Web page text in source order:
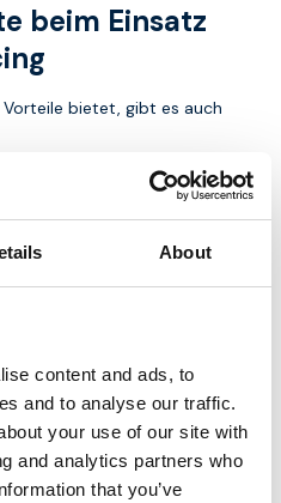
About
content and ads, to
and to analyse our traffic.
your use of our site with
and analytics partners who
that you’ve
beim Einsatz
bietet, gibt es auch
von Load Balancing kann
ausfällt, kann dies erhebliche
wird häufig Redundanz